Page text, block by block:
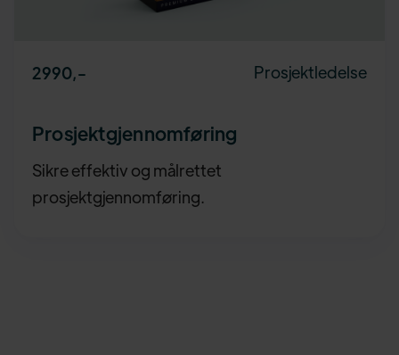
2990,- Prosjektledelse
Prosjektgjennomføring
Sikre effektiv og målrettet
prosjektgjennomføring.